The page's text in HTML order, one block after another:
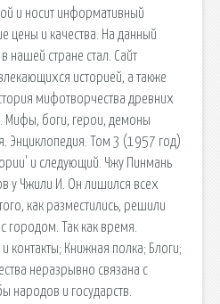
и носит информативный
цены и качества. На данный
нашей стране стал. Сайт
историей, а также
мифотворчества древних
Мифы, боги, герои, демоны
Энциклопедия. Том 3 (1957 год)
и следующий. Чжу Пинмань
у Чжили И. Он лишился всех
как разместились, решили
городом. Так как время.
контакты; Книжная полка; Блоги;
неразрывно связана с
народов и государств.